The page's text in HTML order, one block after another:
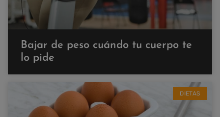
Bajar de peso cuándo tu cuerpo te
lo pide
DIETAS